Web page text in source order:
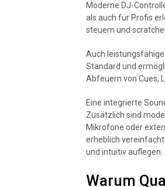
Moderne DJ-
als auch für Profis
steuern und
Auch
Standard und
Abfeuern von Cues,
Eine integrierte
Zusätzlich sind
Mikrofone oder
erheblich
und intuitiv auflegen.
Warum